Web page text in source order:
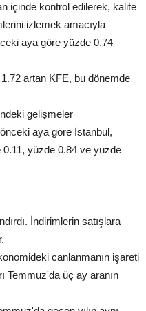
içinde kontrol edilerek, kalite
izlemek amacıyla
aya göre yüzde 0.74
1.72 artan KFE, bu dönemde
gelişmeler
aya göre İstanbul,
yüzde 0.84 ve yüzde
İndirimlerin satışlara
canlanmanın işareti
Temmuz'da üç ay aranın